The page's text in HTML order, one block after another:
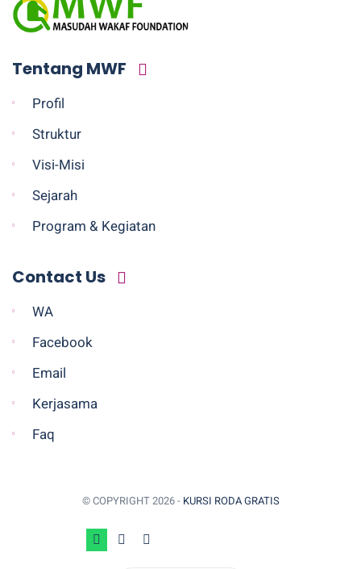
Tentang MWF
Profil
Struktur
Visi-Misi
Sejarah
Program & Kegiatan
Contact Us
WA
Facebook
Email
Kerjasama
Faq
© COPYRIGHT 2026 - KURSI RODA GRATIS